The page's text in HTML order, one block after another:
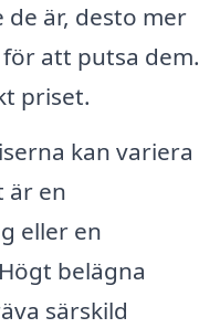
är, desto mer
att putsa dem.
priset.
kan variera
är en
eller en
belägna
särskild